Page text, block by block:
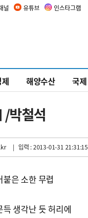
널 유튜브 인스타그램
해양수산 국제
/박철석
| 입력 : 2013-01-31 21:31:15
은 소한 무렵
득 생각난 듯 허리에